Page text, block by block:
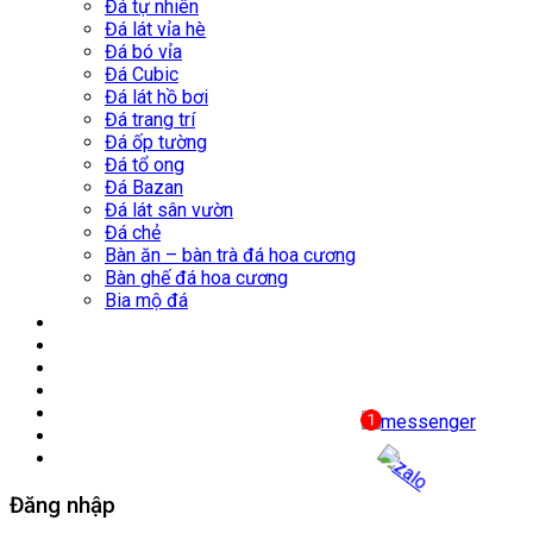
Đá tự nhiên
Đá lát vỉa hè
Đá bó vỉa
Đá Cubic
Đá lát hồ bơi
Đá trang trí
Đá ốp tường
Đá tổ ong
Đá Bazan
Đá lát sân vườn
Đá chẻ
Bàn ăn – bàn trà đá hoa cương
Bàn ghế đá hoa cương
Bia mộ đá
Đăng nhập